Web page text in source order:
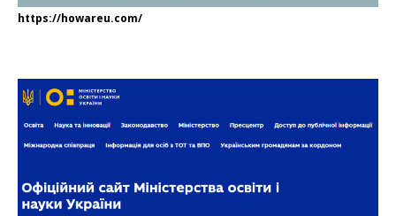
https://howareu.com/